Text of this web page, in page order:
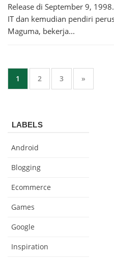
Release di September 9,
IT dan kemudian pendiri
Maguma, bekerja...
1 2 3 »
LABELS
Android
Blogging
Ecommerce
Games
Google
Inspiration